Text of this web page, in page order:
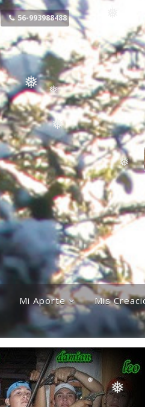
❅
❅❅
❅
56-993988488
Mi Aporte
Columna
Comentarios
El Canto Del Shofar
El Canto De La Lira
Ideas
Mis